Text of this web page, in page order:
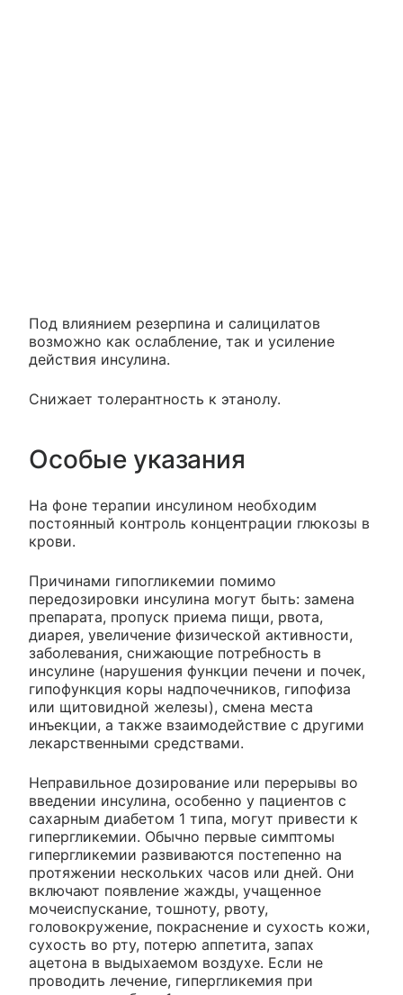
Под влиянием резерпина и салицилатов
возможно как ослабление, так и усиление
действия инсулина.
Снижает толерантность к этанолу.
Особые указания
На фоне терапии инсулином необходим
постоянный контроль концентрации глюкозы в
крови.
Причинами гипогликемии помимо
передозировки инсулина могут быть: замена
препарата, пропуск приема пищи, рвота,
диарея, увеличение физической активности,
заболевания, снижающие потребность в
инсулине (нарушения функции печени и почек,
гипофункция коры надпочечников, гипофиза
или щитовидной железы), смена места
инъекции, а также взаимодействие с другими
лекарственными средствами.
Неправильное дозирование или перерывы во
введении инсулина, особенно у пациентов с
сахарным диабетом 1 типа, могут привести к
гипергликемии. Обычно первые симптомы
гипергликемии развиваются постепенно на
протяжении нескольких часов или дней. Они
включают появление жажды, учащенное
мочеиспускание, тошноту, рвоту,
головокружение, покраснение и сухость кожи,
сухость во рту, потерю аппетита, запах
ацетона в выдыхаемом воздухе. Если не
проводить лечение, гипергликемия при